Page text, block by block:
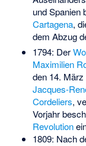
und Spanien
Cartagena,
dem Abzug
1794: Der
Maximilien
den 14.
Jacques-
Cordeliers,
Vorjahr
Revolution
1809: Nach